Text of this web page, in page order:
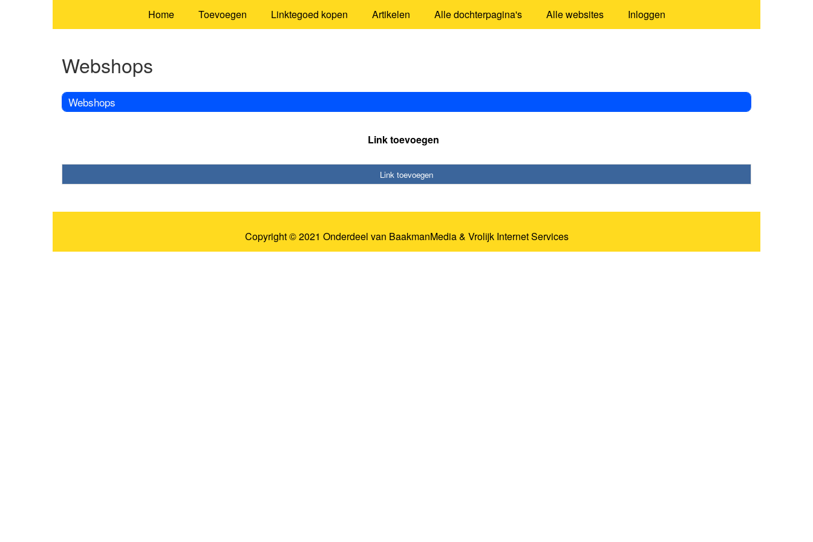
Home Toevoegen Linktegoed kopen Artikelen Alle dochterpagina's Alle websites Inloggen
Webshops
Webshops
Link toevoegen
Link toevoegen
Copyright © 2021 Onderdeel van BaakmanMedia& Vrolijk Internet Services